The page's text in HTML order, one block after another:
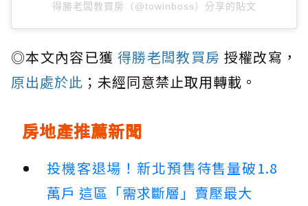
得勝老闆教買房（@towinboss）分享的貼文
◎本文內容已獲 得勝老闆教買房 授權改寫，
原出處於此 ；未經同意禁止取用轉載。
房地產推薦新聞
投機客退場！新北預售待售量破1.8
萬戶 這區「需求斷層」賣壓最大